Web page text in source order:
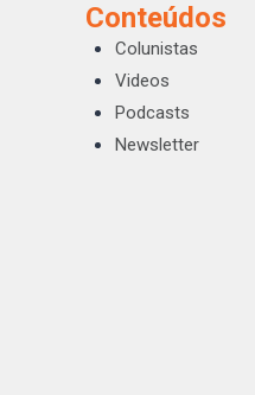
Conteúdos
Colunistas
Videos
Podcasts
Newsletter